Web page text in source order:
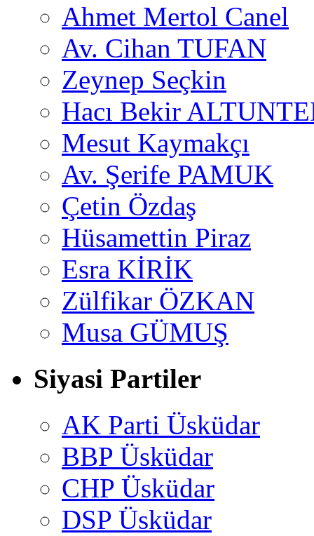
Ahmet Mertol Canel
Av. Cihan TUFAN
Zeynep Seçkin
Hacı Bekir
Mesut Kaymakçı
Av. Şerife PAMUK
Çetin Özdaş
Hüsamettin Piraz
Esra KİRİK
Zülfikar ÖZKAN
Musa GÜMUŞ
Siyasi Partiler
AK Parti Üsküdar
BBP Üsküdar
CHP Üsküdar
DSP Üsküdar